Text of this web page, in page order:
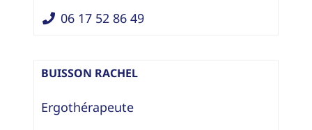
06 17 52 86 49
BUISSON RACHEL
Ergothérapeute